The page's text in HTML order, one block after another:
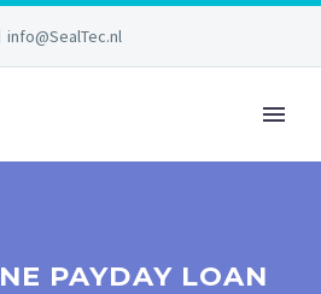
info@SealTec.nl
PAYDAY LOAN